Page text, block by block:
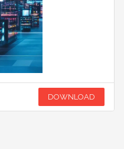
DOWNLOAD